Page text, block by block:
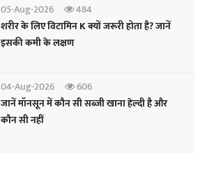
05-Aug-2026
484
शरीर के लिए विटामिन K क्यों जरूरी होता है? जानें
इसकी कमी के लक्षण
04-Aug-2026
606
जानें मॉनसून में कौन सी सब्जी खाना हेल्दी है और
कौन सी नहीं